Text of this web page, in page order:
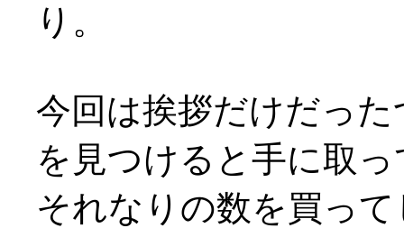
り。
今回は挨拶だけだっ
を見つけると手に取
それなりの数を買っ